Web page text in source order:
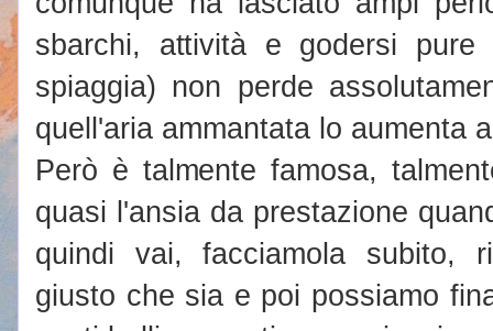
sbarchi, attività e godersi
spiaggia) non perde
quell'aria ammantata lo aumenta
Però è talmente famosa,
quasi l'ansia da prestazione
quindi vai, facciamola subito,
giusto che sia e poi possiamo